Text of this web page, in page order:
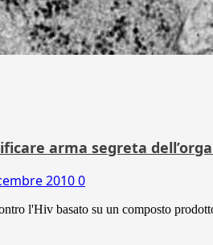
arma segreta
20100
l'Hiv basato su un composto